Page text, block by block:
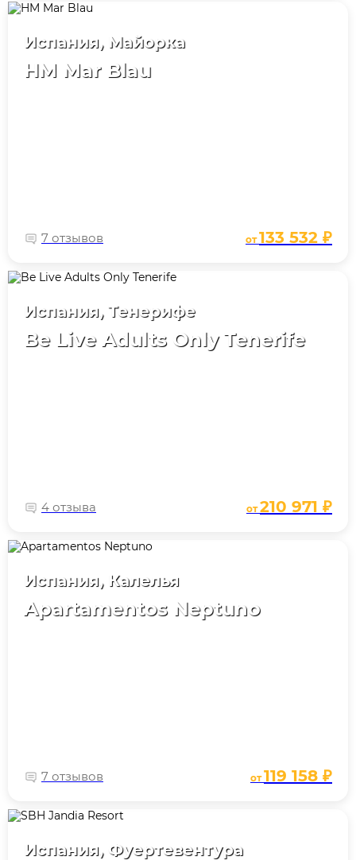
Испания, Майорка
HM Mar Blau
7 отзывов от133 532 ₽
Испания, Тенерифе
Be Live Adults Only Tenerife
4 отзыва от210 971 ₽
Испания, Калелья
Apartamentos Neptuno
7 отзывов от119 158 ₽
Испания, Фуертевентура